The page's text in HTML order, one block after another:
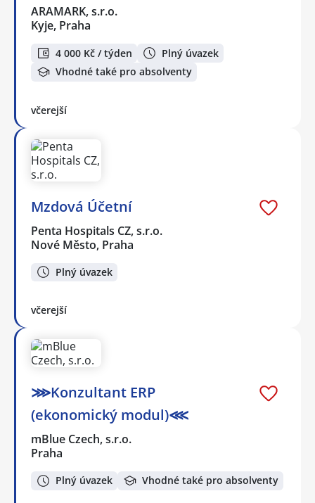
ARAMARK, s.r.o.
Kyje, Praha
4 000 Kč / týden
Plný úvazek
Vhodné také pro absolventy
včerejší
Mzdová Účetní
Penta Hospitals CZ, s.r.o.
Nové Město, Praha
Plný úvazek
včerejší
⋙Konzultant ERP
(ekonomický modul)⋘
mBlue Czech, s.r.o.
Praha
Plný úvazek Vhodné také pro absolventy